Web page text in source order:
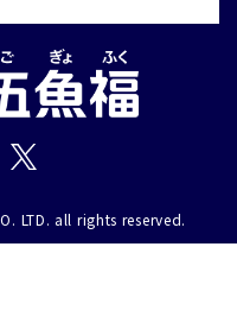
LTD. all rights reserved.